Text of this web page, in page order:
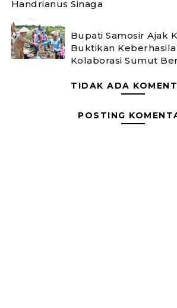
Handrianus Sinaga
Bupati Samosir Ajak
Buktikan
Kolaborasi Sumut
TIDAK ADA
POSTING